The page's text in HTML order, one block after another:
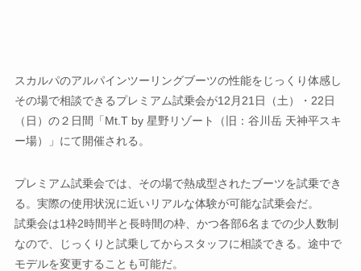
スカルパのアルパインツーリングブーツの性能をじっくり体感し
その場で相談できるプレミアム試乗会が12月21日（土）・22日
（日）の２日間「Mt.T by 星野リゾート（旧：谷川岳 天神平スキ
ー場）」にて開催される。
プレミアム試乗会では、その場で熱成型されたブーツを試乗でき
る。実際の使用状況に近いリアルな体験が可能な試乗会だ。
試乗会は1枠2時間半と長時間の枠、かつ各部6名までの少人数制
なので、じっくりと試乗してからスタッフに相談できる。途中で
モデルを変更することも可能だ。